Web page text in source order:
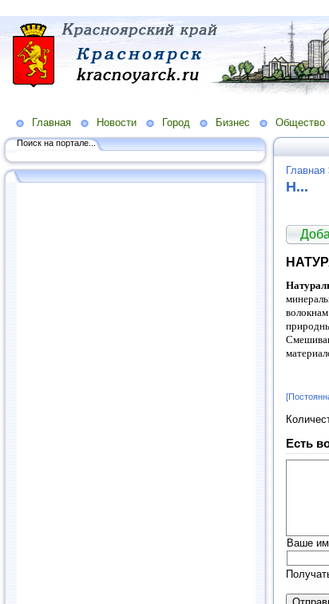
Главная Новости Город Бизнес Общество
Поиск на портале...
Главная
Н...
Есть
Ваше